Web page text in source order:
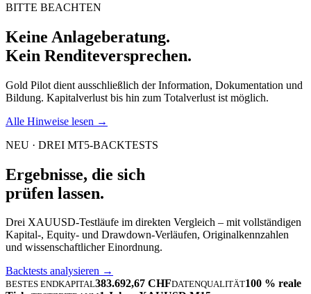
BITTE BEACHTEN
Keine Anlageberatung.
Kein Renditeversprechen.
Gold Pilot dient ausschließlich der Information, Dokumentation und
Bildung. Kapitalverlust bis hin zum Totalverlust ist möglich.
Alle Hinweise lesen →
NEU · DREI MT5-BACKTESTS
Ergebnisse, die sich
prüfen lassen.
Drei XAUUSD-Testläufe im direkten Vergleich – mit vollständigen
Kapital-, Equity- und Drawdown-Verläufen, Originalkennzahlen
und wissenschaftlicher Einordnung.
Backtests analysieren →
BESTES ENDKAPITAL383.692,67 CHFDATENQUALITÄT100 % reale